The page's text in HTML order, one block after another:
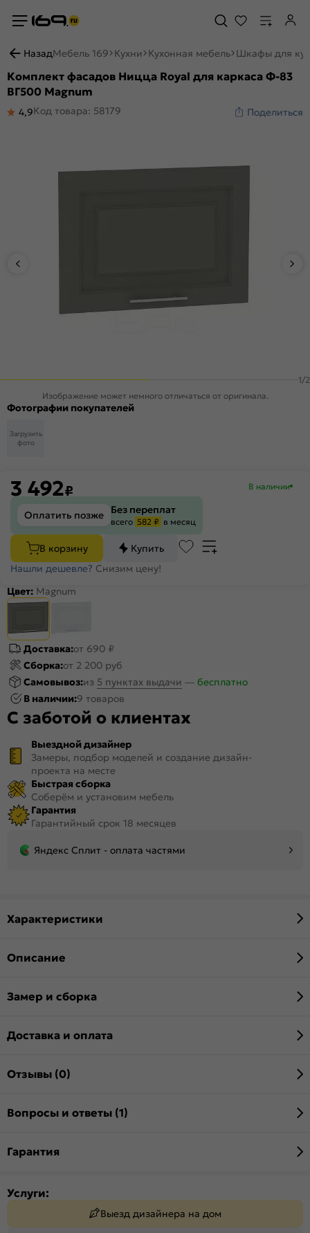
НазадМебель 169 Кухни Кухонная мебель Шкафы для
Комплект фасадов Ницца Royal для каркаса Ф-83
ВГ500 Magnum
4,9Код товара: 58179 Поделиться
1/2
Изображение может немного отличаться от оригинала.
Фотографии покупателей
Загрузить
фото
3 492₽ В наличии
Оплатить позже Без переплат
всего 582 ₽ в месяц
В корзину
Купить
Нашли дешевле? Снизим цену!
Цвет: Magnum
Доставка:от 690 ₽
Сборка:от 2 200 руб
Самовывоз:из 5 пунктах выдачи — бесплатно
В наличии:9 товаров
С заботой о клиентах
Выездной дизайнер
Замеры, подбор моделей и создание дизайн-
проекта на месте
Быстрая сборка
Соберём и установим мебель
Гарантия
Гарантийный срок 18 месяцев
Яндекс Сплит - оплата частями
Характеристики
Описание
Замер и сборка
Доставка и оплата
Отзывы (0)
Вопросы и ответы (1)
Гарантия
Услуги:
Выезд дизайнера на дом